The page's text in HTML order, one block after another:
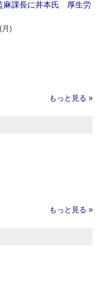
麻課長に井本氏 厚生労
月)
もっと見る »
もっと見る »